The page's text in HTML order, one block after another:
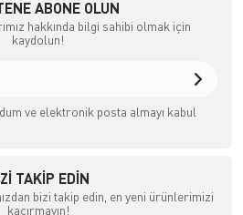
ABONE OLUN
hakkında bilgi sahibi olmak için
kaydolun!
ve elektronik posta almayı kabul
TAKIP EDIN
bizi takip edin, en yeni ürünlerimizi
kaçırmayın!